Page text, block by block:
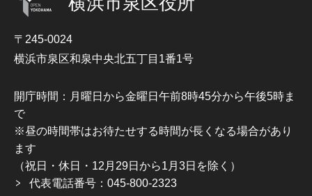
〒245-0024
横浜市泉区和泉中央北五丁目1番1号
開庁時間：月曜日から金曜日午前8時45分から午後5時ま
で
※昼の時間帯はお待たせする時間が長くなる場合があり
ます
（祝日・休日・12月29日から1月3日を除く）
代表電話番号：045-800-2323